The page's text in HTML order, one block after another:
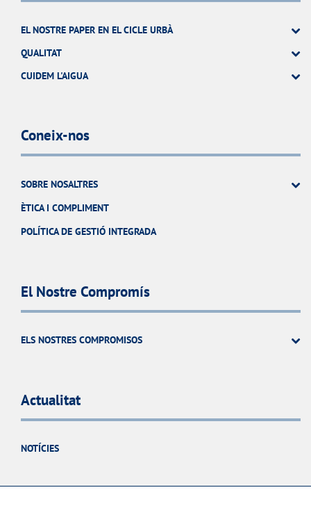
EL NOSTRE PAPER EN EL CICLE URBÀ
QUALITAT
CUIDEM L'AIGUA
Coneix-nos
SOBRE NOSALTRES
ÈTICA I COMPLIMENT
POLÍTICA DE GESTIÓ INTEGRADA
El Nostre Compromís
ELS NOSTRES COMPROMISOS
Actualitat
NOTÍCIES